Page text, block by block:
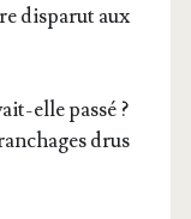
dis­pa­rut aux
elle pas­sé ?
drus